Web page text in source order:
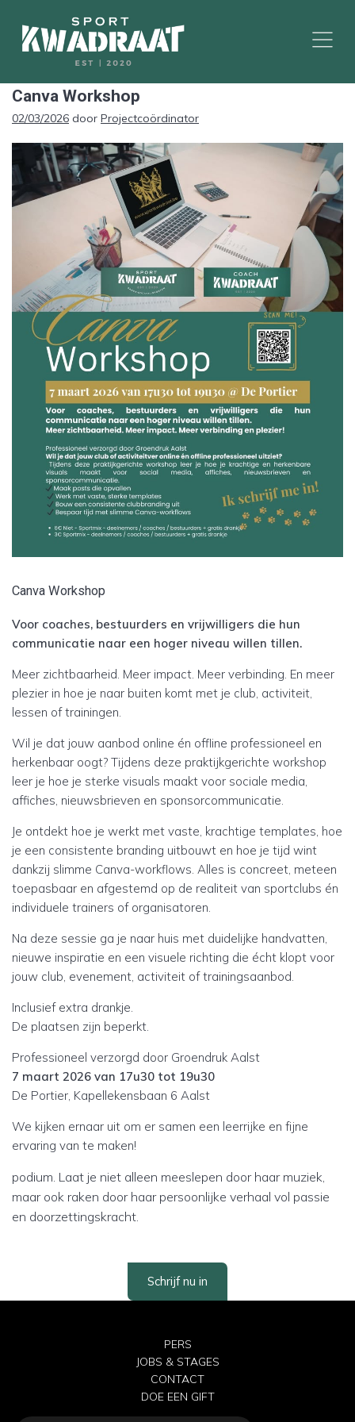
Canva Workshop
Geplaatst
02/03/2026 door Projectcoördinator
Canva Workshop
Voor coaches, bestuurders en vrijwilligers die hun
communicatie naar een hoger niveau willen tillen.
Meer zichtbaarheid. Meer impact. Meer verbinding. En meer
plezier in hoe je naar buiten komt met je club, activiteit,
lessen of trainingen.
Wil je dat jouw aanbod online én offline professioneel en
herkenbaar oogt? Tijdens deze praktijkgerichte workshop
leer je hoe je sterke visuals maakt voor sociale media,
affiches, nieuwsbrieven en sponsorcommunicatie.
Je ontdekt hoe je werkt met vaste, krachtige templates, hoe
je een consistente branding uitbouwt en hoe je tijd wint
dankzij slimme Canva-workflows. Alles is concreet, meteen
toepasbaar en afgestemd op de realiteit van sportclubs én
individuele trainers of organisatoren.
Na deze sessie ga je naar huis met duidelijke handvatten,
nieuwe inspiratie en een visuele richting die écht klopt voor
jouw club, evenement, activiteit of trainingsaanbod.
Inclusief extra drankje.
De plaatsen zijn beperkt.
Professioneel verzorgd door Groendruk Aalst
7 maart 2026 van 17u30 tot 19u30
De Portier, Kapellekensbaan 6 Aalst
We kijken ernaar uit om er samen een leerrijke en fijne
ervaring van te maken!
podium. Laat je niet alleen meeslepen door haar muziek,
maar ook raken door haar persoonlijke verhaal vol passie
en doorzettingskracht.
Schrijf nu in
PERS
JOBS & STAGES
CONTACT
DOE EEN GIFT